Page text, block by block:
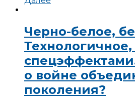
Черно-белое,
Технологичное,
о войне
поколения?